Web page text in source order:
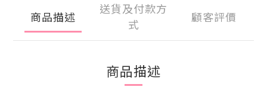
商品描述
送貨及付款方
式
顧客評價
商品描述